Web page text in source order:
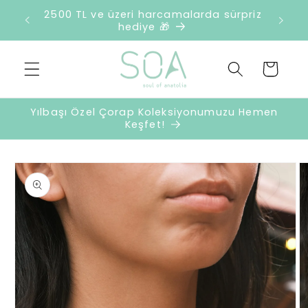
İçeriğe
atla
2500 TL ve üzeri harcamalarda sürpriz
hediye 🎁
Sepet
Yılbaşı Özel Çorap Koleksiyonumuzu Hemen
Keşfet!
Ürün
bilgisine
atla